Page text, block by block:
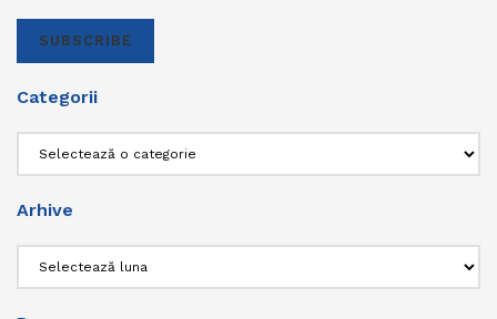
SUBSCRIBE
Categorii
Arhive